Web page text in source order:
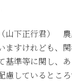
山下正行君） 農
ますけれども、
基準等に関し、
慮しているところ